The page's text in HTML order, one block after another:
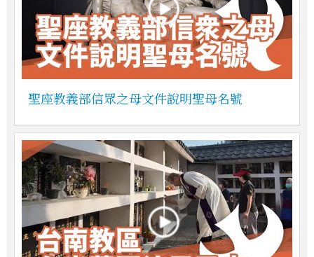
聖座教義部信眾之母文件說明聖母名號